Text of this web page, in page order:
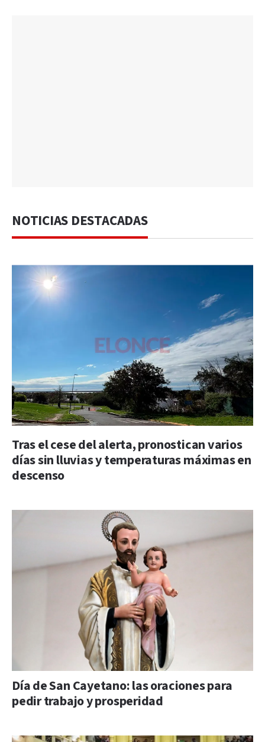
NOTICIAS DESTACADAS
Tras el cese del alerta, pronostican varios
días sin lluvias y temperaturas máximas en
descenso
Día de San Cayetano: las oraciones para
pedir trabajo y prosperidad